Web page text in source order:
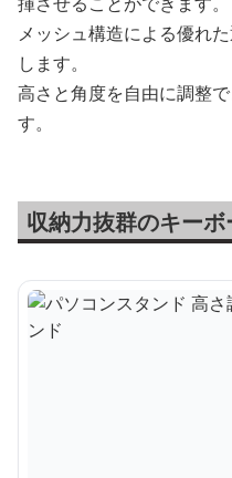
メッシュ構造による優れ
します。
高さと角度を自由に調整
す。
収納力抜群のキー